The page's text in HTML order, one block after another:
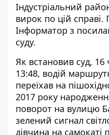
Індустріальний
вирок по цій
Інформатор з
суду.
Як встановив суд,
13:48, водій
переїхав на
2017 року
поворот на вулицю
зелений сигнал
дівчина на самокаті